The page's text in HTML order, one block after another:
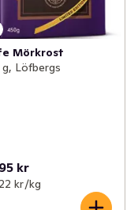
Mörkrost
Löfbergs
kr
kr /kg